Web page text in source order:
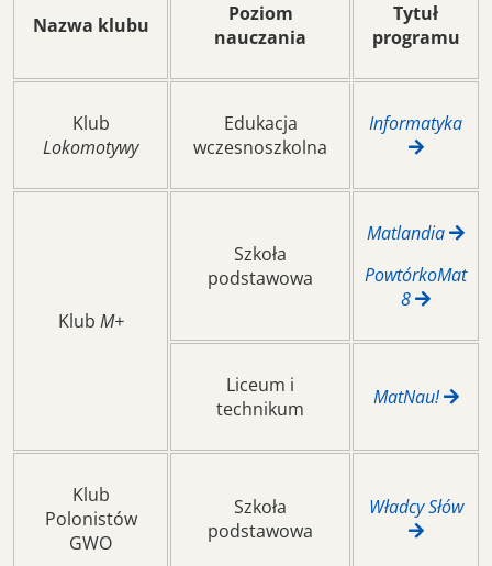
Nazwa klubu
Poziom
nauczania
Tytuł
programu
Klub
Lokomotywy
Edukacja
wczesnoszkolna
Informatyka
Klub M+
Szkoła
podstawowa
Matlandia
PowtórkoMat
8
Liceum i
technikum
MatNau!
Klub
Polonistów
GWO
Szkoła
podstawowa
Władcy Słów